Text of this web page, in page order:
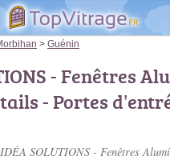
> Guénin
- Fenêtres
- Portes
SOLUTIONS - Fenêtres